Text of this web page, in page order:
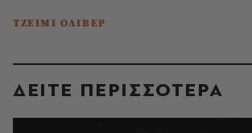
ΤΖΕΙΜΙ ΟΛΙΒΕΡ
ΔΕΙΤΕ ΠΕΡΙΣΣΟΤΕΡΑ